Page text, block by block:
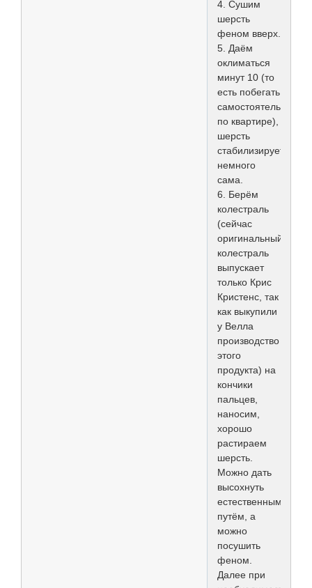
4. Сушим
шерсть
феном вверх.
5. Даём
оклиматься
минут 10 (то
есть побегать
самостоятельно
по квартире),
шерсть
стабилизируется
немного
сама.
6. Берём
колестраль
(сейчас
оригинальный
колестраль
выпускает
только Крис
Кристенс, так
как выкупили
у Велла
производство
этого
продукта) на
кончики
пальцев,
наносим,
хорошо
растираем
шерсть.
Можно дать
высохнуть
естественным
путём, а
можно
посушить
феном.
Далее при